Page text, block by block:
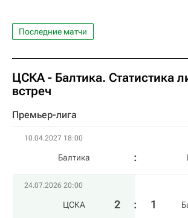
Последние матчи
ЦСКА - Балтика. Статистика
встреч
Премьер-лига
10.04.2027 18:00
Балтика
24.07.2026 20:00
ЦСКА 2 : 1